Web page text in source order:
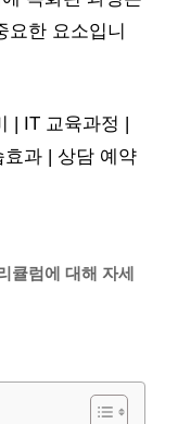
요한 요소입니
| IT 교육과정 |
과 | 상담 예약
큘럼에 대해 자세